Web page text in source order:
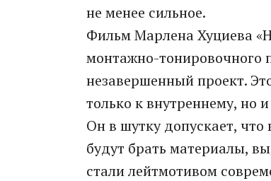
не менее сильное.
Фильм Марлена Хуциева
монтажно-тонировочного
незавершенный проект.
только к внутреннему, но
Он в шутку допускает,
будут брать материалы,
стали лейтмотивом